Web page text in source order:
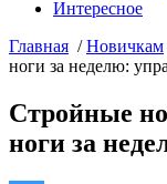
Интересное
Главная /Новичкам
ноги за неделю:
Стройные
ноги за